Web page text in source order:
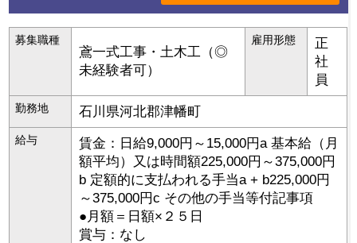
募集職種
鳶一式工事・土木工（◎
未経験者可）
雇用形態
正
社
員
勤務地 石川県河北郡津幡町
給与
賃金：日給9,000円～15,000円a 基本給（月
額平均）又は時間額225,000円～375,000円
b 定額的に支払われる手当a + b225,000円
～375,000円c その他の手当等付記事項
●月額＝日額×２５日
賞与：なし